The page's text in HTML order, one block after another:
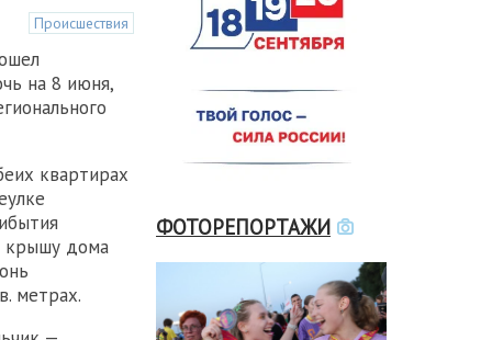
Происшествия
на 8 июня,
квартирах
крышу дома
метрах.
ФОТОРЕПОРТАЖИ